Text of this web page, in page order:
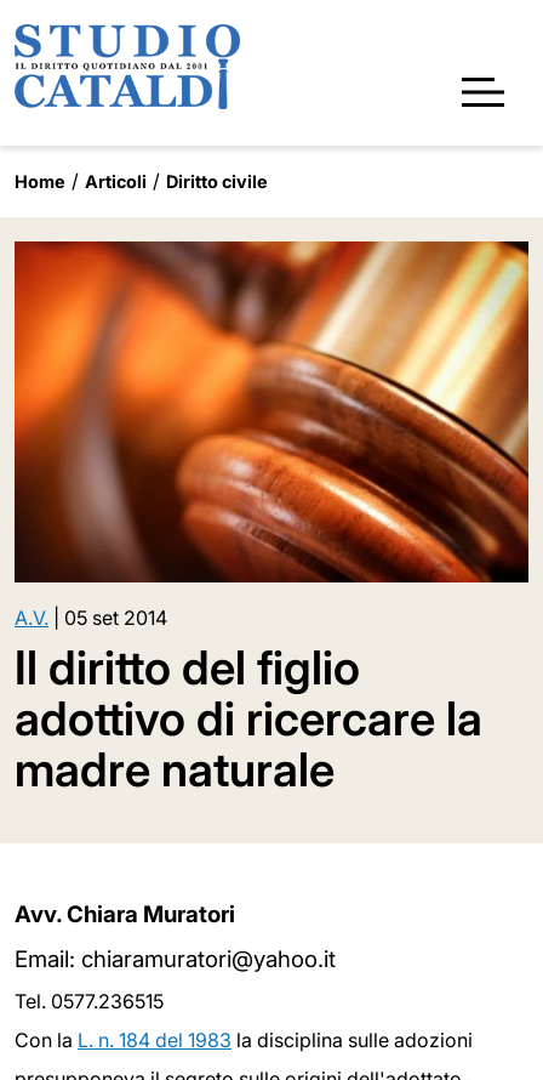
Home Articoli Diritto civile
A.V. 05 set 2014
Il diritto del figlio
adottivo di ricercare la
madre naturale
Avv. Chiara Muratori
Email: chiaramuratori@yahoo.it
Tel. 0577.236515
Con la L. n. 184 del 1983 la disciplina sulle adozioni